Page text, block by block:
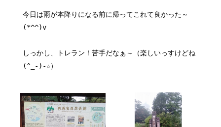
今日は雨が本降りになる前に帰ってこれて良かった～
(*^^)v
しっかし、トレラン！苦手だなぁ～（楽しいっすけどね
(^_-)-☆）